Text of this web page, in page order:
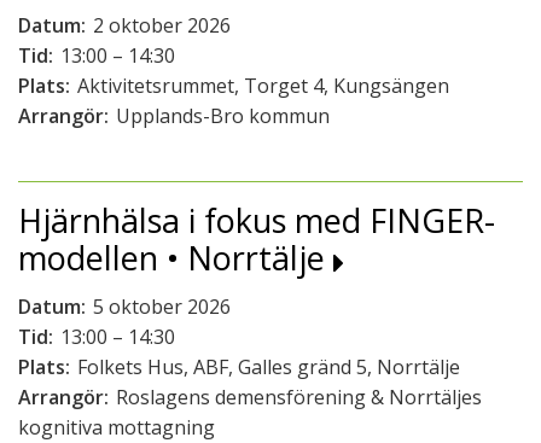
Datum: 2 oktober 2026
Tid: 13:00 – 14:30
Plats: Aktivitetsrummet, Torget 4, Kungsängen
Arrangör: Upplands-Bro kommun
Hjärnhälsa i fokus med FINGER-
modellen • Norrtälje
Datum: 5 oktober 2026
Tid: 13:00 – 14:30
Plats: Folkets Hus, ABF, Galles gränd 5, Norrtälje
Arrangör: Roslagens demensförening & Norrtäljes
kognitiva mottagning